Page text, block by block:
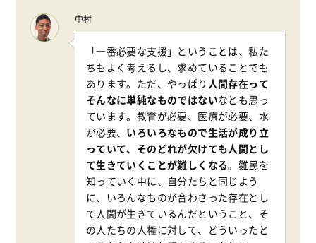
中村
「一番必要な支援」ということは、私た
ちもよく考えるし、求めていることでも
あります。ただ、やっぱり 人間存在って
そんなに単純なものではないなとも思っ
ています。教育が必要、医療が必要、水
が必要、 いろいろなもので生活が成り立
っていて、そのどれが欠けても人間とし
て生きていくことが難しくなる。 難民を
知っていく中に、自分たちと同じよう
に、いろんなものが合わさった存在とし
て人間が生きているんだということ、そ
の人たちの人権に対して、どういったと